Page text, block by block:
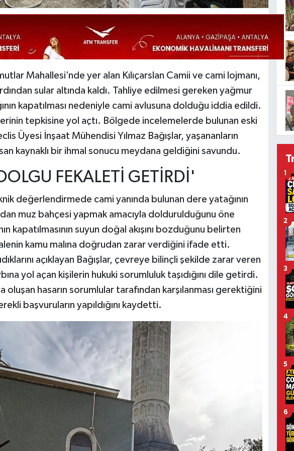
Mahallesi’nde yer alan Kılıçarslan Camii ve cami lojmanı,
sular altında kaldı. Tahliye edilmesi gereken yağmur
kapatılması nedeniyle cami avlusuna dolduğu iddia edildi.
tepkisine yol açtı. Bölgede incelemelerde bulunan eski
Üyesi İnşaat Mühendisi Yılmaz Bağışlar, yaşananların
kaynaklı bir ihmal sonucu meydana geldiğini savundu.
FEKALETİ GETİRDİ'
değerlendirmede cami yanında bulunan dere yatağının
muz bahçesi yapmak amacıyla doldurulduğunu öne
kapatılmasının suyun doğal akışını bozduğunu belirten
kamu malına doğrudan zarar verdiğini ifade etti.
açıklayan Bağışlar, çevreye bilinçli şekilde zarar veren
yol açan kişilerin hukuki sorumluluk taşıdığını dile getirdi.
oluşan hasarın sorumlular tarafından karşılanması gerektiğini
başvuruların yapıldığını kaydetti.
1
2
3
4
5
6